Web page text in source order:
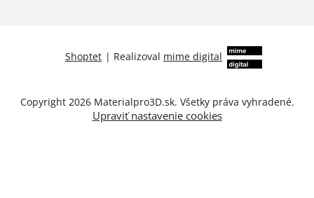
Shoptet | Realizoval mime digital
Copyright 2026 Materialpro3D.sk. Všetky práva vyhradené.
Upraviť nastavenie cookies